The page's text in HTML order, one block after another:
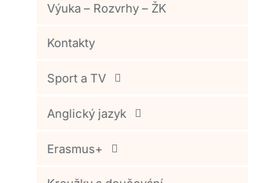
Výuka – Rozvrhy – ŽK
Kontakty
Sport a TV
Anglický jazyk
Erasmus+